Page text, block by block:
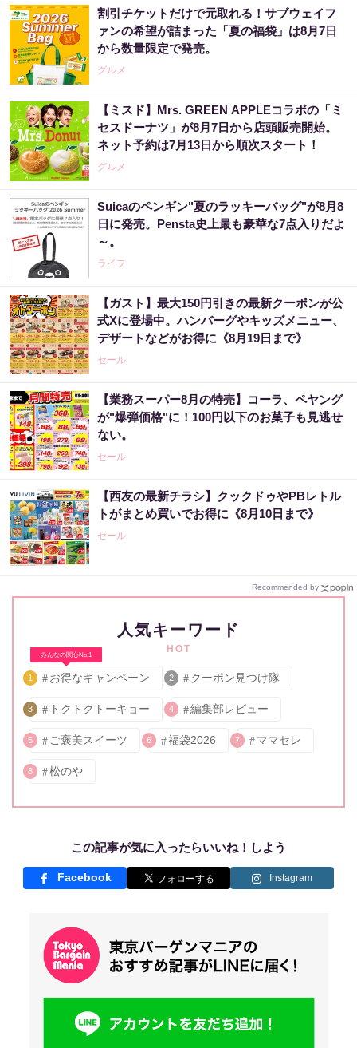
割引チケットだけで元取れる！サブウェイフ
ァンの希望が詰まった「夏の福袋」は8月7日
から数量限定で発売。
グルメ
【ミスド】Mrs. GREEN APPLEコラボの「ミ
セスドーナツ」が8月7日から店頭販売開始。
ネット予約は7月13日から順次スタート！
グルメ
Suicaのペンギン"夏のラッキーバッグ"が8月8
日に発売。Pensta史上最も豪華な7点入りだよ
～。
ライフ
【ガスト】最大150円引きの最新クーポンが公
式Xに登場中。ハンバーグやキッズメニュー、
デザートなどがお得に《8月19日まで》
セール
【業務スーパー8月の特売】コーラ、ペヤング
が"爆弾価格"に！100円以下のお菓子も見逃せ
ない。
セール
【西友の最新チラシ】クックドゥやPBレトル
トがまとめ買いでお得に《8月10日まで》
セール
Recommended by
人気キーワード
HOT
みんなの関心No.1
1 お得なキャンペーン 2 クーポン見つけ隊
3 トクトクトーキョー 4 編集部レビュー
5 ご褒美スイーツ 6 福袋2026 7 ママセレ
8 松のや
この記事が気に入ったらいいね！しよう
Facebook Instagram